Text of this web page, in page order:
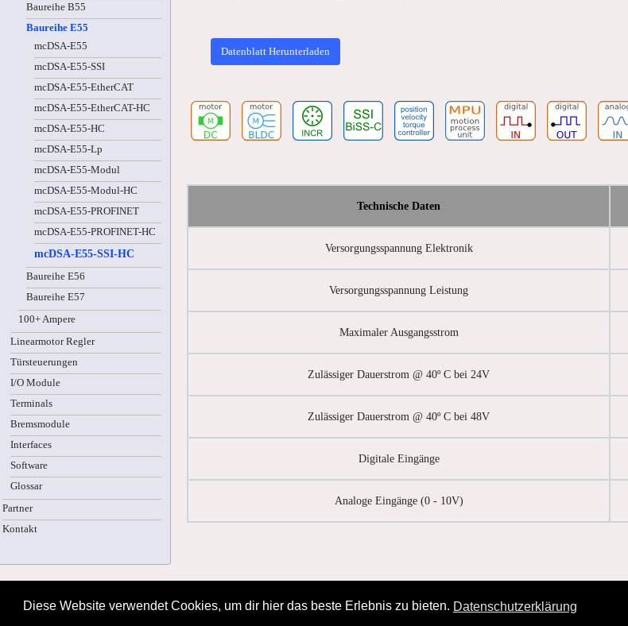
Diese Website verwendet Cookies, um dir hier das beste Erlebnis zu bieten. Datenschutzerklärung
Baureihe B55
Baureihe E55
mcDSA-E55
mcDSA-E55-SSI
mcDSA-E55-EtherCAT
mcDSA-E55-EtherCAT-HC
mcDSA-E55-HC
mcDSA-E55-Lp
mcDSA-E55-Modul
mcDSA-E55-Modul-HC
mcDSA-E55-PROFINET
mcDSA-E55-PROFINET-HC
mcDSA-E55-SSI-HC
Baureihe E56
Baureihe E57
100+ Ampere
Linearmotor Regler
Türsteuerungen
I/O Module
Terminals
Bremsmodule
Interfaces
Software
Glossar
Partner
Kontakt
Datenblatt Herunterladen
Technische Daten
Versorgungsspannung Elektronik
Versorgungsspannung Leistung
Maximaler Ausgangsstrom
Zulässiger Dauerstrom @ 40º C bei 24V
Zulässiger Dauerstrom @ 40º C bei 48V
Digitale Eingänge
Analoge Eingänge (0 - 10V)